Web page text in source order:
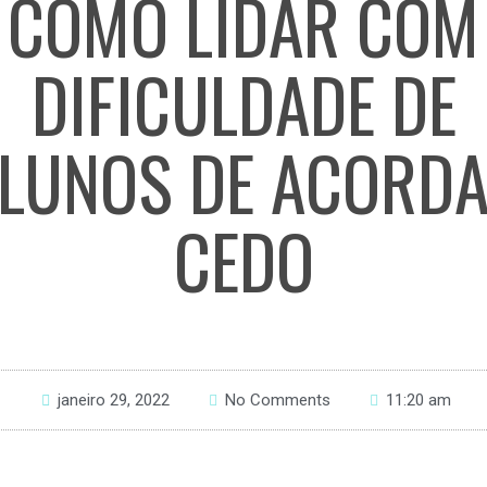
COMO LIDAR COM
DIFICULDADE DE
DE
CEDO
janeiro 29, 2022 No Comments 11:20 am